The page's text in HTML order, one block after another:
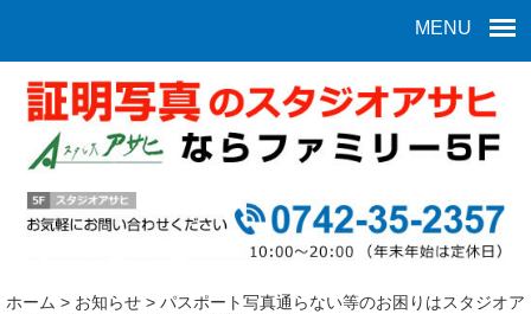
MENU
ホーム > お知らせ > パスポート写真通らない等のお困りはスタジオア